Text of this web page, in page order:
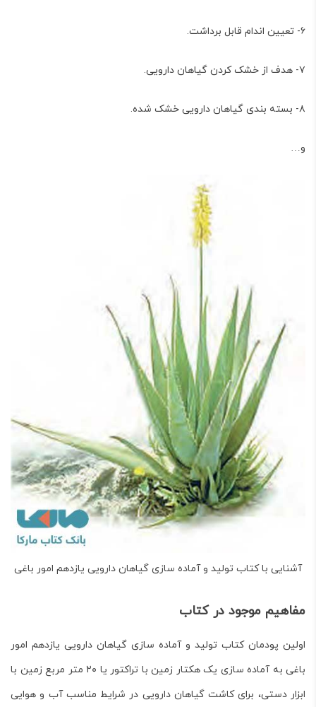
۶- تعیین اندام قابل برداشت.
۷- هدف از خشک کردن گیاهان دارویی.
۸- بسته بندی گیاهان دارویی خشک شده.
و…
آشنایی با کتاب تولید و آماده سازی گیاهان دارویی یازدهم امور باغی
مفاهیم موجود در کتاب
اولین پودمان کتاب تولید و آماده سازی گیاهان دارویی یازدهم امور
باغی به آماده سازی یک هکتار زمین با تراکتور یا ۲۰ متر مربع زمین با
ابزار دستی، برای کاشت گیاهان دارویی در شرایط مناسب آب و هوایی